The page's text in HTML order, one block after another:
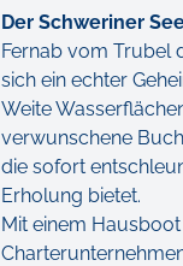
Der Schweriner
Fernab vom Trubel
sich ein echter
Weite
verwunschene
die sofort
Erholung bietet.
Mit einem